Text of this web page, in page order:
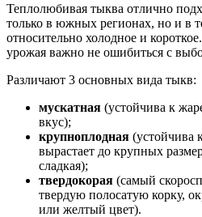
Теплолюбивая тыква отлично
только в южных регионах, но и в
относительно холодное и
урожая важно не ошибиться с
Различают 3 основных вида тыкв:
мускатная (устойчива к
вкус);
крупноплодная (устойчива
вырастает до крупных
сладкая);
твердокорая (самый
твердую полосатую корку,
или желтый цвет).